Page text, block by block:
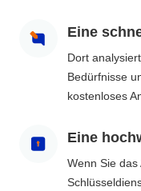
Eine
Dort
Bedürfnisse
kostenloses
Eine
Wenn Sie